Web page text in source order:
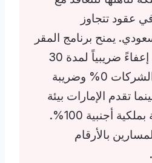
عقود تتجاوز
ريال سعودي. يمنح برنامج المقر
الإقليمي السعودي إعفاءً ضريبياً لمدة 30
عاماً (ضريبة دخل الشركات 0% وضريبة
0%)، بينما تقدم الإمارات بيئة
مناطق حرة ناضجة بملكية أجنبية 100%.
بالأرقام